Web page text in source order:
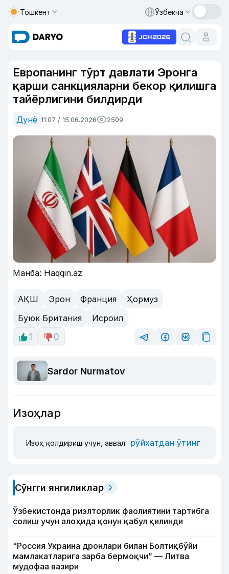
Тошкент Ўзбекча
Европанинг тўрт давлати Эронга
қарши санкцияларни бекор қилишга
тайёрлигини билдирди
Дунё 11:07 / 15.06.2026 2509
Манба: Haqqin.az
АҚШ Эрон Франция
Ҳормуз
Буюк Британия
Исроил
1
0
Sardor Nurmatov
Изоҳлар
Изоҳ қолдириш учун, аввал рўйхатдан ўтинг
Сўнгги янгиликлар
Ўзбекистонда риэлторлик фаолиятини тартибга
солиш учун алоҳида қонун қабул қилинди
“Россия Украина дронлари билан Болтиқбўйи
мамлакатларига зарба бермоқчи” — Литва
мудофаа вазири